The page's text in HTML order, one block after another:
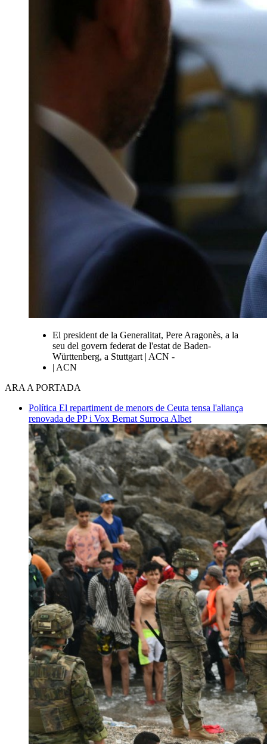
El president de la Generalitat, Pere Aragonès, a la
seu del govern federat de l'estat de Baden-
Württenberg, a Stuttgart | ACN -
| ACN
ARA A PORTADA
Política El repartiment de menors de Ceuta tensa l'aliança
renovada de PP i Vox Bernat Surroca Albet